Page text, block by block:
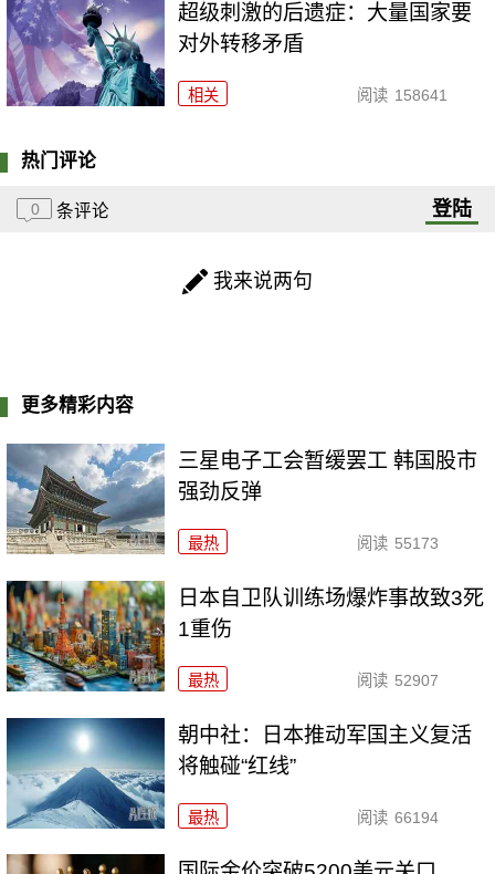
超级刺激的后遗症：大量国家要
对外转移矛盾
相关 阅读 158641
热门评论
0 条评论 登陆
我来说两句
更多精彩内容
三星电子工会暂缓罢工 韩国股市
强劲反弹
最热 阅读 55173
日本自卫队训练场爆炸事故致3死
1重伤
最热 阅读 52907
朝中社：日本推动军国主义复活
将触碰“红线”
最热 阅读 66194